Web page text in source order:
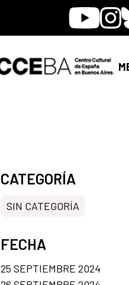
Youtube
CATEGORÍA
SIN CATEGORÍA
FECHA
25 SEPTIEMBRE 2024